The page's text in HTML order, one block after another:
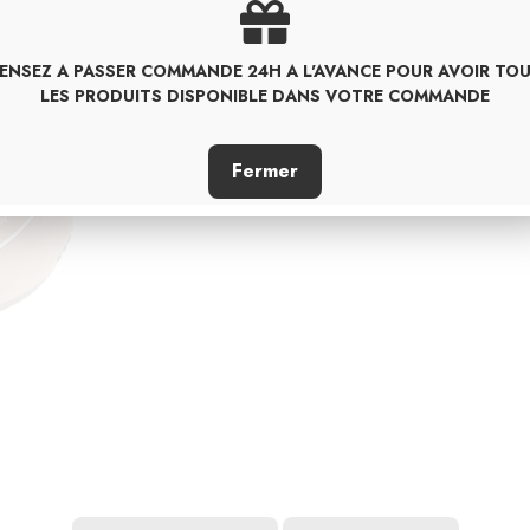
A PASSER COMMANDE 24H A L'AVANCE POUR AVOIR
LES PRODUITS DISPONIBLE DANS VOTRE COMMANDE
PARTAGER